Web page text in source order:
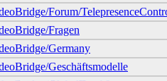
Forum/
Fragen
Germany
Geschäftsmodelle